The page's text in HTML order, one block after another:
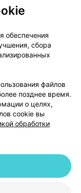
маркетинг
Партнеры
Cookie
Республика Беларусь,
обеспечения
сбора
файлов
позднее время.
о целях,
cookie вы
обработки